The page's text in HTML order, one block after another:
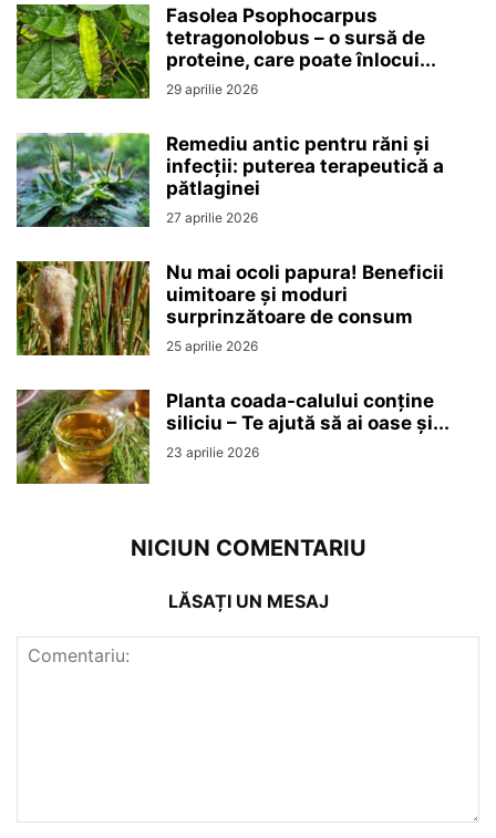
Fasolea Psophocarpus
tetragonolobus – o sursă de
proteine, care poate înlocui...
29 aprilie 2026
Remediu antic pentru răni și
infecții: puterea terapeutică a
pătlaginei
27 aprilie 2026
Nu mai ocoli papura! Beneficii
uimitoare și moduri
surprinzătoare de consum
25 aprilie 2026
Planta coada-calului conține
siliciu – Te ajută să ai oase și...
23 aprilie 2026
NICIUN COMENTARIU
LĂSAȚI UN MESAJ